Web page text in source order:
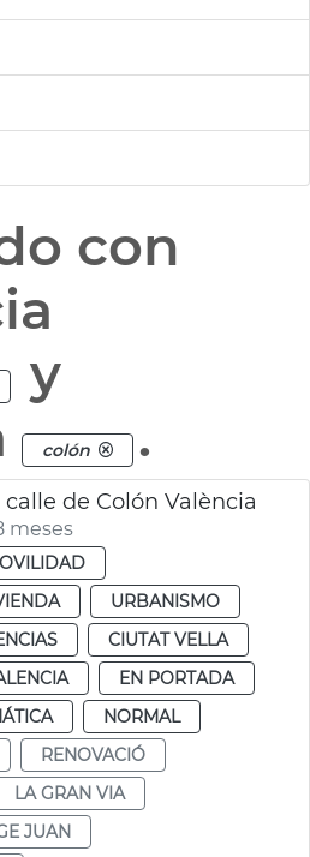
con
y
colón .
de Colón València
meses
URBANISMO
CIUTAT VELLA
EN PORTADA
NORMAL
RENOVACIÓ
LA GRAN VIA
JUAN